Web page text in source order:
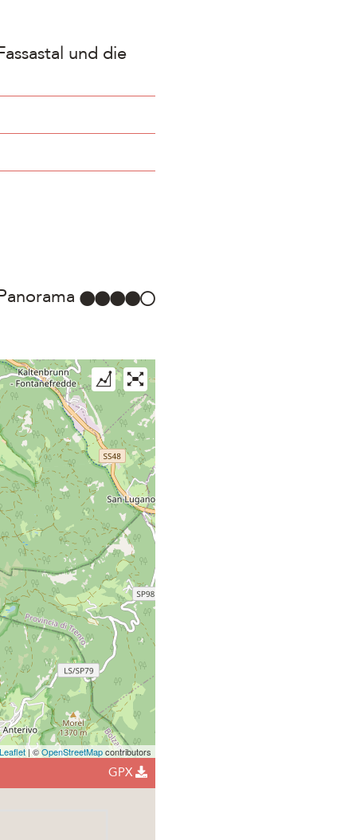
und die
Leaflet | ©OpenStreetMapcontributors
GPX